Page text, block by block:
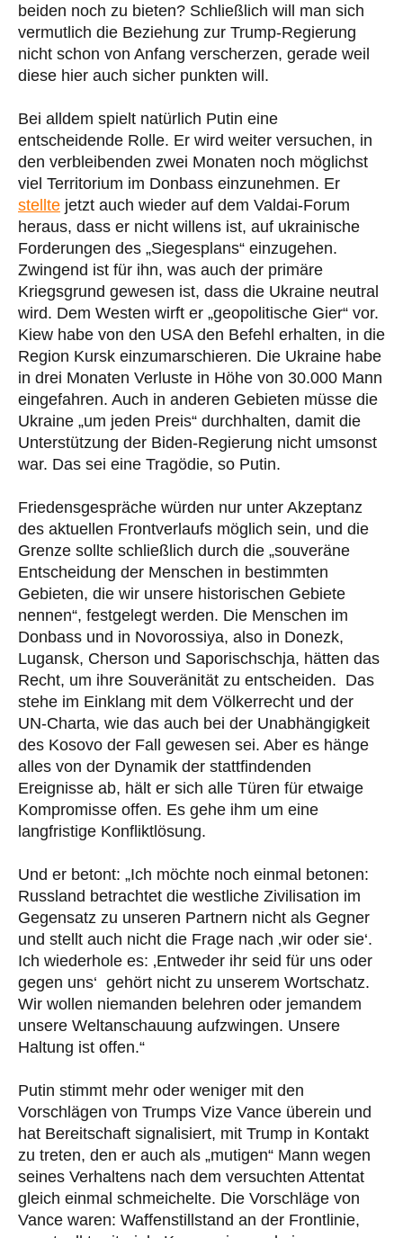
beiden noch zu bieten? Schließlich will man sich
vermutlich die Beziehung zur Trump-Regierung
nicht schon von Anfang verscherzen, gerade weil
diese hier auch sicher punkten will.
Bei alldem spielt natürlich Putin eine
entscheidende Rolle. Er wird weiter versuchen, in
den verbleibenden zwei Monaten noch möglichst
viel Territorium im Donbass einzunehmen. Er
stellte jetzt auch wieder auf dem Valdai-Forum
heraus, dass er nicht willens ist, auf ukrainische
Forderungen des „Siegesplans“ einzugehen.
Zwingend ist für ihn, was auch der primäre
Kriegsgrund gewesen ist, dass die Ukraine neutral
wird. Dem Westen wirft er „geopolitische Gier“ vor.
Kiew habe von den USA den Befehl erhalten, in die
Region Kursk einzumarschieren. Die Ukraine habe
in drei Monaten Verluste in Höhe von 30.000 Mann
eingefahren. Auch in anderen Gebieten müsse die
Ukraine „um jeden Preis“ durchhalten, damit die
Unterstützung der Biden-Regierung nicht umsonst
war. Das sei eine Tragödie, so Putin.
Friedensgespräche würden nur unter Akzeptanz
des aktuellen Frontverlaufs möglich sein, und die
Grenze sollte schließlich durch die „souveräne
Entscheidung der Menschen in bestimmten
Gebieten, die wir unsere historischen Gebiete
nennen“, festgelegt werden. Die Menschen im
Donbass und in Novorossiya, also in Donezk,
Lugansk, Cherson und Saporischschja, hätten das
Recht, um ihre Souveränität zu entscheiden. Das
stehe im Einklang mit dem Völkerrecht und der
UN-Charta, wie das auch bei der Unabhängigkeit
des Kosovo der Fall gewesen sei. Aber es hänge
alles von der Dynamik der stattfindenden
Ereignisse ab, hält er sich alle Türen für etwaige
Kompromisse offen. Es gehe ihm um eine
langfristige Konfliktlösung.
Und er betont: „Ich möchte noch einmal betonen:
Russland betrachtet die westliche Zivilisation im
Gegensatz zu unseren Partnern nicht als Gegner
und stellt auch nicht die Frage nach ‚wir oder sie‘.
Ich wiederhole es: ‚Entweder ihr seid für uns oder
gegen uns‘ gehört nicht zu unserem Wortschatz.
Wir wollen niemanden belehren oder jemandem
unsere Weltanschauung aufzwingen. Unsere
Haltung ist offen.“
Putin stimmt mehr oder weniger mit den
Vorschlägen von Trumps Vize Vance überein und
hat Bereitschaft signalisiert, mit Trump in Kontakt
zu treten, den er auch als „mutigen“ Mann wegen
seines Verhaltens nach dem versuchten Attentat
gleich einmal schmeichelte. Die Vorschläge von
Vance waren: Waffenstillstand an der Frontlinie,